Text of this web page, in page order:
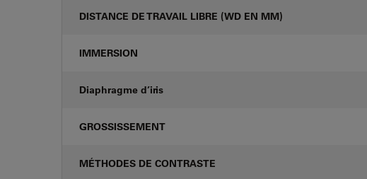
DISTANCE DE TRAVAIL LIBRE (WD EN MM)
IMMERSION
Diaphragme d’iris
GROSSISSEMENT
MÉTHODES DE CONTRASTE